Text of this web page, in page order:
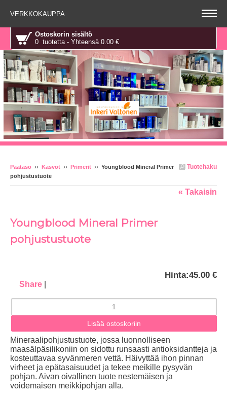
VERKKOKAUPPA
Ostoskorin sisältö
0 tuotetta - Yhteensä 0.00 €
Tuotehaku
Päätaso ›› Kasvot ›› Primerit ›› Youngblood Mineral Primer
pohjustustuote
« Takaisin
Youngblood Mineral Primer
pohjustustuote
Share
Hinta:45.00 €
Mineraalipohjustustuote, jossa luonnolliseen
maasälpäsilikoniin on sidottu runsaasti antioksidantteja ja
kosteuttavaa syvänmeren vettä. Häivyttää ihon pinnan
virheet ja epätasaisuudet ja tekee meikille pysyvän
pohjan. Aivan oivallinen tuote nestemäisen ja
voidemaisen meikkipohjan alla.